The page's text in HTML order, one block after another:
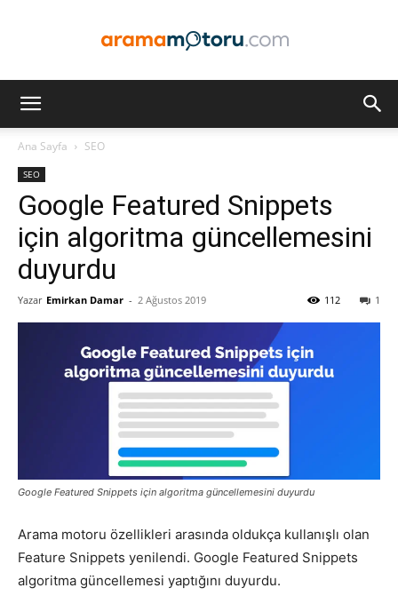
ve
Pazarlaması
SEO,
Ana Sayfa SEO
SEO
Google Featured Snippets
için algoritma güncellemesini
duyurdu
Yazar Emirkan Damar - 2 Ağustos 2019 1
112
Google Featured Snippets için algoritma güncellemesini duyurdu
Arama motoru özellikleri arasında oldukça kullanışlı olan
Feature Snippets yenilendi. Google Featured Snippets
algoritma güncellemesi yaptığını duyurdu.